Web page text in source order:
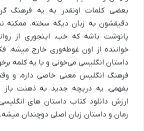
بعضی کلمات اونقدر به یه فرهنگ
دقیقشون به زبان دیگه سخته. ممکنه
پانوشت باشه که خب، اینجوری از
خواننده از اون غوطه‌وری خارج میشه.
داستان انگلیسی می‌خونی و با یه کلمه
فرهنگ انگلیس معنی خاصی داره، و
بفهمی، یه دریچه جدید به ذهنت
ارزش دانلود کتاب داستان های
رمان و داستان زبان اصلی دوچندان میشه.